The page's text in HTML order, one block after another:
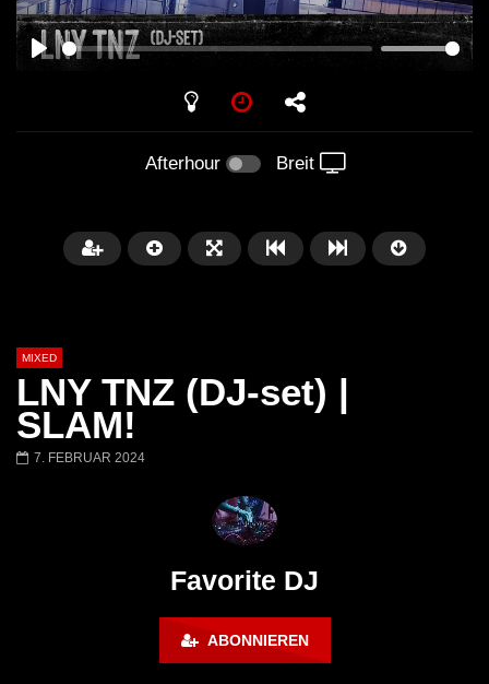
PLAY
Afterhour Breit
MIXED
LNY TNZ (DJ-set) |
SLAM!
7. FEBRUAR 2024
Favorite DJ
ABONNIEREN